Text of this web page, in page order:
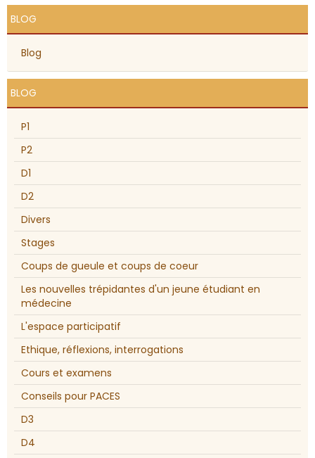
BLOG
Blog
BLOG
P1
P2
D1
D2
Divers
Stages
Coups de gueule et coups de coeur
Les nouvelles trépidantes d'un jeune étudiant en
médecine
L'espace participatif
Ethique, réflexions, interrogations
Cours et examens
Conseils pour PACES
D3
D4